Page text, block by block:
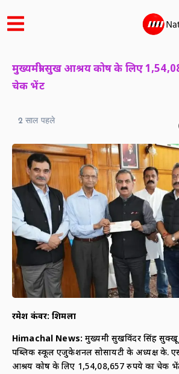
मुख्यमंत्री सुख आश्रय कोष के लिए
चेक भेंट
2 साल पहले
रमेश कंवर: शिमला
Himachal News:मुख्यमंत्री सुखविंदर सिंह
पब्लिक स्कूल एजुकेशनल सोसायटी के अध्यक्ष के.
आश्रय कोष के लिए 1,54,08,657 रुपये का चेक